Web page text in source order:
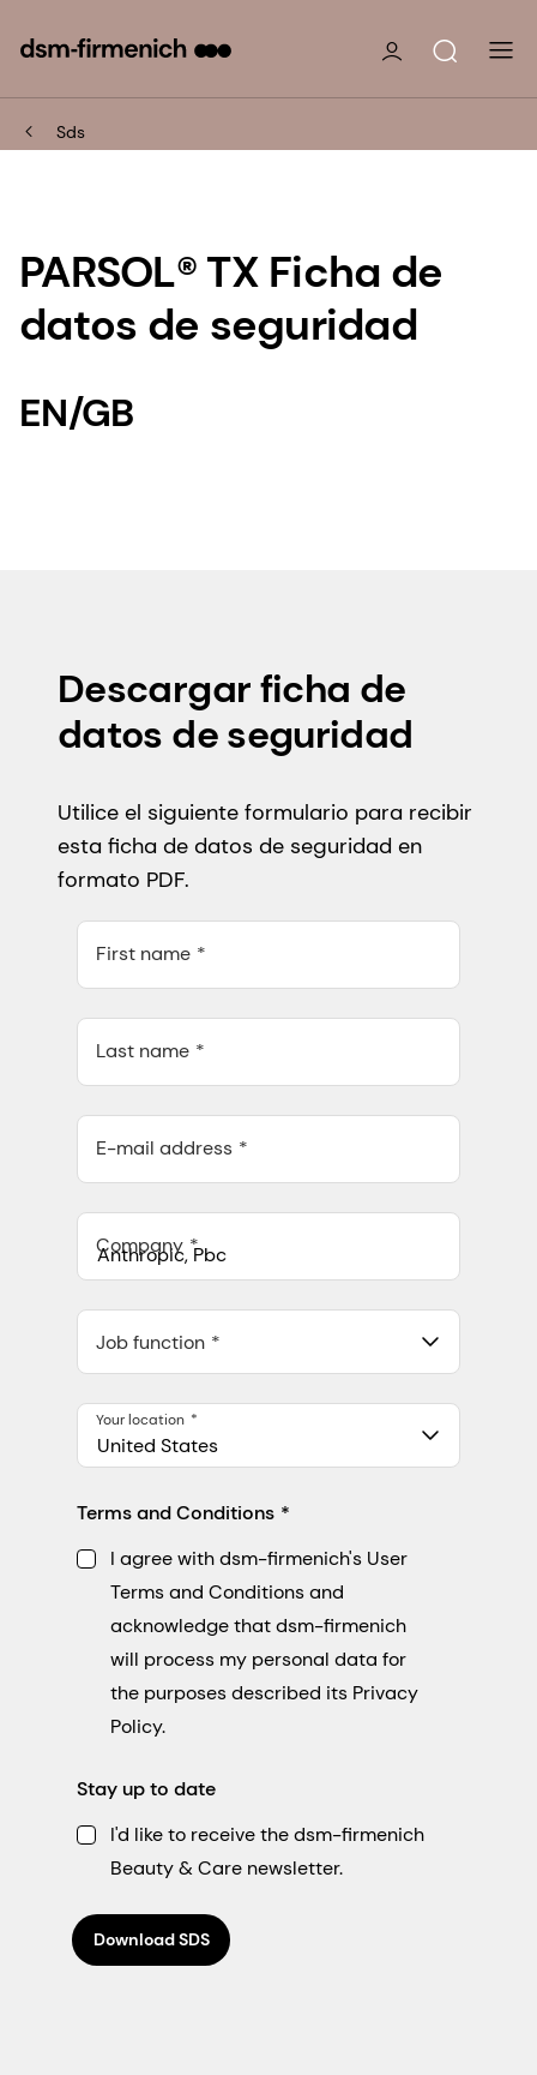
Sds
PARSOL® TX Ficha de
datos de seguridad
EN/GB
Descargar ficha de
datos de seguridad
Utilice el siguiente formulario para recibir
esta ficha de datos de seguridad en
formato PDF.
First name
Last name
E-mail address
Company
548 Market St Pmb 90375, San Francisco, California, US
Job function
United States
Your location
Terms and Conditions
I agree with dsm-firmenich's User
Terms and Conditions and
acknowledge that dsm-firmenich
will process my personal data for
the purposes described its Privacy
Policy.
Stay up to date
I'd like to receive the dsm-firmenich
Beauty & Care newsletter.
Download SDS